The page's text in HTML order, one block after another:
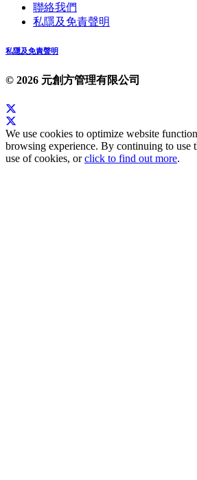
聯絡我們
私隱及免責聲明
私隱及免責聲明
© 2026 元創方管理有限公司
We use cookies to optimize website
browsing experience. By continuing to use
use of cookies, orclick to find out more.